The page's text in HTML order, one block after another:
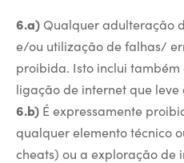
6.a)Qualquer adulteração
e/ou utilização de falhas/
proibida. Isto inclui
ligação de internet que
6.b) É expressamente
qualquer elemento técnico
cheats) ou a exploração de